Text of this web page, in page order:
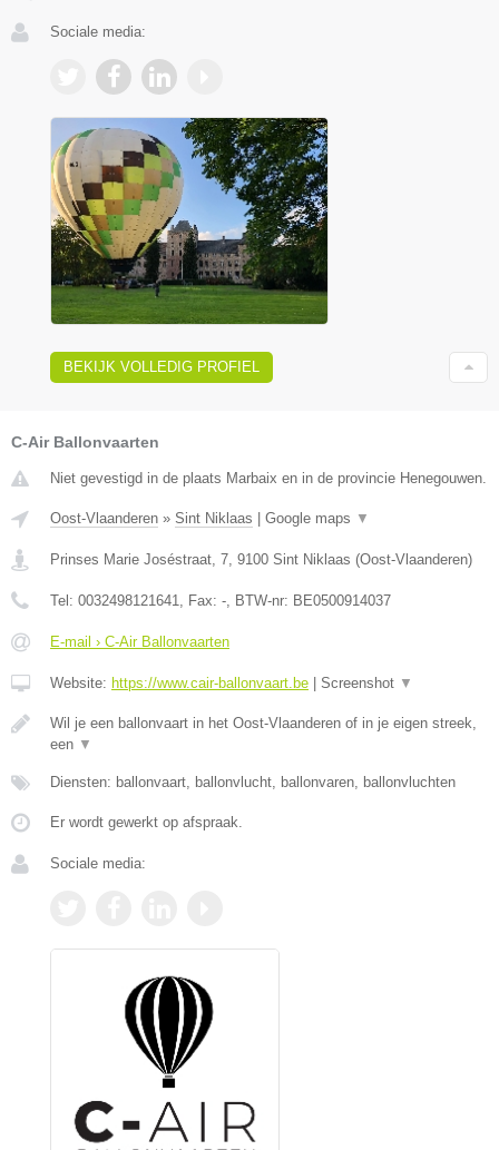
Sociale media:
BEKIJK VOLLEDIG PROFIEL
C-Air Ballonvaarten
Niet gevestigd in de plaats Marbaix en in de provincie Henegouwen.
Oost-Vlaanderen » Sint Niklaas Google maps ▼
Prinses Marie Joséstraat, 7, 9100 Sint Niklaas (Oost-Vlaanderen)
Tel: 0032498121641, Fax: -, BTW-nr: BE0500914037
E-mail › C-Air Ballonvaarten
Website: https://www.cair-ballonvaart.be Screenshot ▼
Wil je een ballonvaart in het Oost-Vlaanderen of in je eigen streek,
een ▼
Diensten: ballonvaart, ballonvlucht, ballonvaren, ballonvluchten
Er wordt gewerkt op afspraak.
Sociale media: